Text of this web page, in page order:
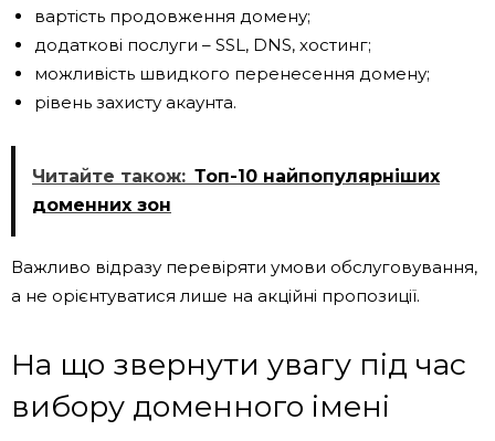
вартість продовження домену;
додаткові послуги – SSL, DNS, хостинг;
можливість швидкого перенесення домену;
рівень захисту акаунта.
Читайте також: Топ-10 найпопулярніших
доменних зон
Важливо відразу перевіряти умови обслуговування,
а не орієнтуватися лише на акційні пропозиції.
На що звернути увагу під час
вибору доменного імені